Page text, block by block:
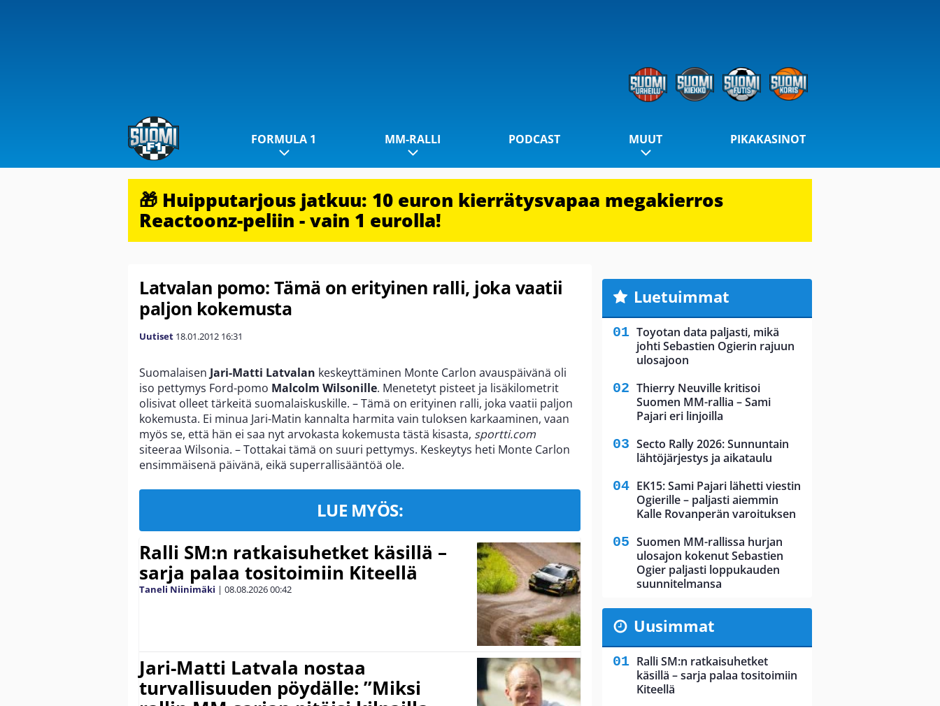
FORMULA 1 MM-RALLI PODCAST MUUT PIKAKASINOT
🎁 Huipputarjous jatkuu: 10 euron kierrätysvapaa megakierros
Reactoonz-peliin - vain 1 eurolla!
Latvalan pomo: Tämä on erityinen ralli, joka vaatii
paljon kokemusta
Uutiset 18.01.2012 16:31
Suomalaisen Jari-Matti Latvalan keskeyttäminen Monte Carlon avauspäivänä oli
iso pettymys Ford-pomo Malcolm Wilsonille. Menetetyt pisteet ja lisäkilometrit
olisivat olleet tärkeitä suomalaiskuskille. – Tämä on erityinen ralli, joka vaatii paljon
kokemusta. Ei minua Jari-Matin kannalta harmita vain tuloksen karkaaminen, vaan
myös se, että hän ei saa nyt arvokasta kokemusta tästä kisasta, sportti.com
siteeraa Wilsonia. – Tottakai tämä on suuri pettymys. Keskeytys heti Monte Carlon
ensimmäisenä päivänä, eikä superrallisääntöä ole.
LUE MYÖS:
Ralli SM:n ratkaisuhetket käsillä –
sarja palaa tositoimiin Kiteellä
Taneli Niinimäki | 08.08.202600:42
Jari-Matti Latvala nostaa
turvallisuuden pöydälle: ”Miksi
Luetuimmat
Toyotan data paljasti, mikä
johti Sebastien Ogierin rajuun
ulosajoon
Thierry Neuville kritisoi
Suomen MM-rallia – Sami
Pajari eri linjoilla
Secto Rally 2026: Sunnuntain
lähtöjärjestys ja aikataulu
EK15: Sami Pajari lähetti viestin
Ogierille – paljasti aiemmin
Kalle Rovanperän varoituksen
Suomen MM-rallissa hurjan
ulosajon kokenut Sebastien
Ogier paljasti loppukauden
suunnitelmansa
Uusimmat
Ralli SM:n ratkaisuhetket
käsillä – sarja palaa tositoimiin
Kiteellä